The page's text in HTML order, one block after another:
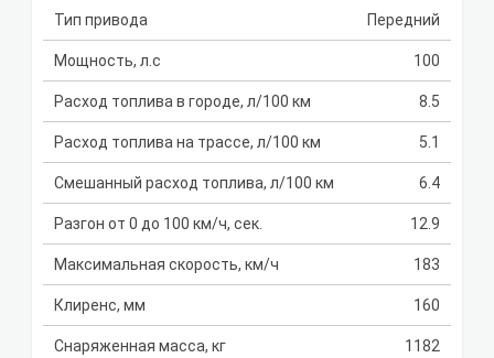
Тип привода Передний
Мощность, л.с 100
Расход топлива в городе, л/100 км 8.5
Расход топлива на трассе, л/100 км 5.1
Смешанный расход топлива, л/100 км 6.4
Разгон от 0 до 100 км/ч, сек. 12.9
Максимальная скорость, км/ч 183
Клиренс, мм 160
Снаряженная масса, кг 1182